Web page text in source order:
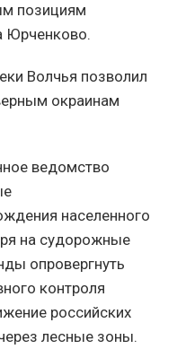
позициям
Юрченково.
Волчья позволил
окраинам
ведомство
населенного
на судорожные
опровергнуть
контроля
российских
лесные зоны.